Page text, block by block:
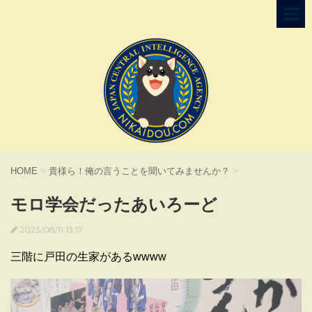
HOME > 貴様ら！俺の言うことを聞いてみませんか？ >
モロ学会だったあいろーど
2023/08/11 13:17
三階に戸田の生家があるwwww